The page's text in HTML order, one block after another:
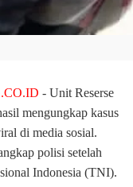
.CO.ID - Unit Reserse
mengungkap kasus
di media sosial.
polisi setelah
Indonesia (TNI).